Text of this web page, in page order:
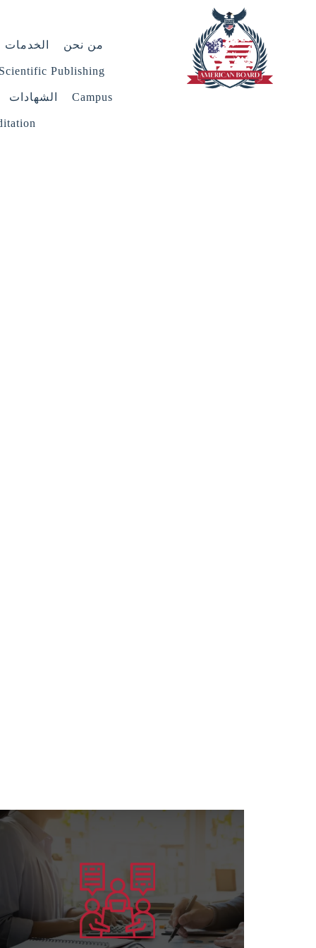
من نحن الخدمات
Publishing
Campus الشهادات
تقديم الخدمات الاستشارية في كافة مجالات
تخصص البورد الأمريكي وإعداد القادة
الأكفاء....
يتعلم أكثر